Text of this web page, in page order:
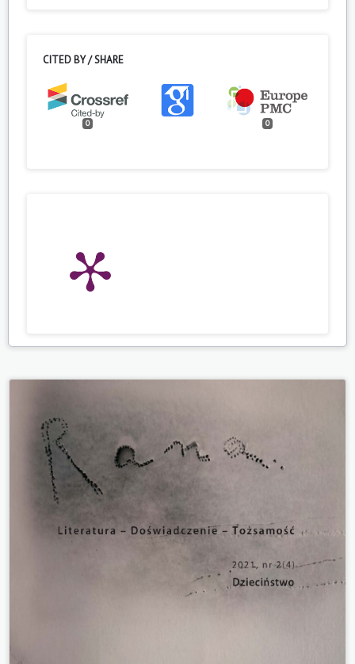
CITED BY / SHARE
0 0